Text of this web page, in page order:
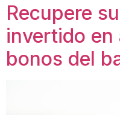
Recupere
invertido
bonos del